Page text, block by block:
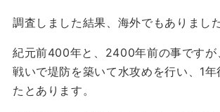
調査しました結果、海外でもありました
紀元前400年と、2400年前の事ですが
戦いで堤防を築いて水攻めを行い、1年
たとあります。